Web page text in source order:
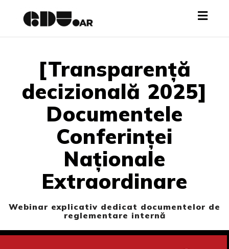
[Transparență
decizională 2025]
Documentele
Conferinței
Naționale
Extraordinare
Webinar explicativ dedicat documentelor de
reglementare internă